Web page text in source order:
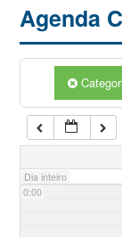
Agenda
Dia inteiro
0:00